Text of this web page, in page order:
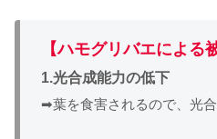
【ハモグリバエによる
1.光合成能力の低下
➡葉を食害されるので、光